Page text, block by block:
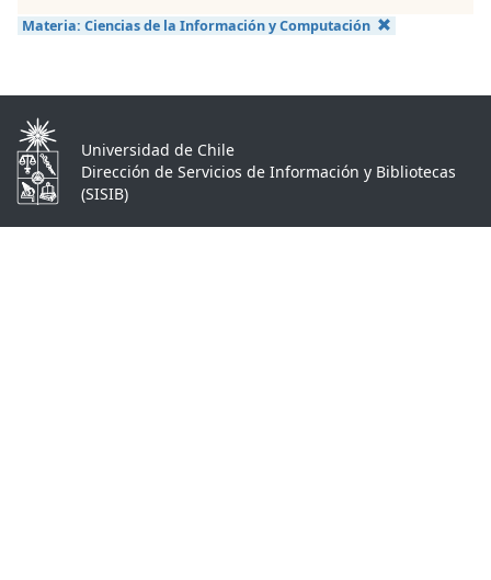
Materia: Ciencias de la Información y Computación
Universidad de Chile
Dirección de Servicios de Información y Bibliotecas
(SISIB)